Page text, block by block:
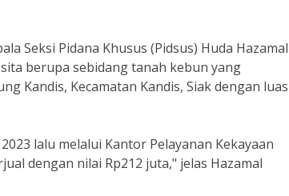
Seksi Pidana Khusus (Pidsus) Huda Hazamal
berupa sebidang tanah kebun yang
Kandis, Kecamatan Kandis, Siak dengan luas
lalu melalui Kantor Pelayanan Kekayaan
dengan nilai Rp212 juta," jelas Hazamal